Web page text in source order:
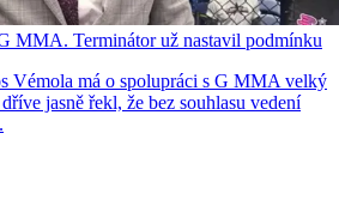
MMA. Terminátor už nastavil podmínku
Vémola má o spolupráci s G MMA velký
jasně řekl, že bez souhlasu vedení